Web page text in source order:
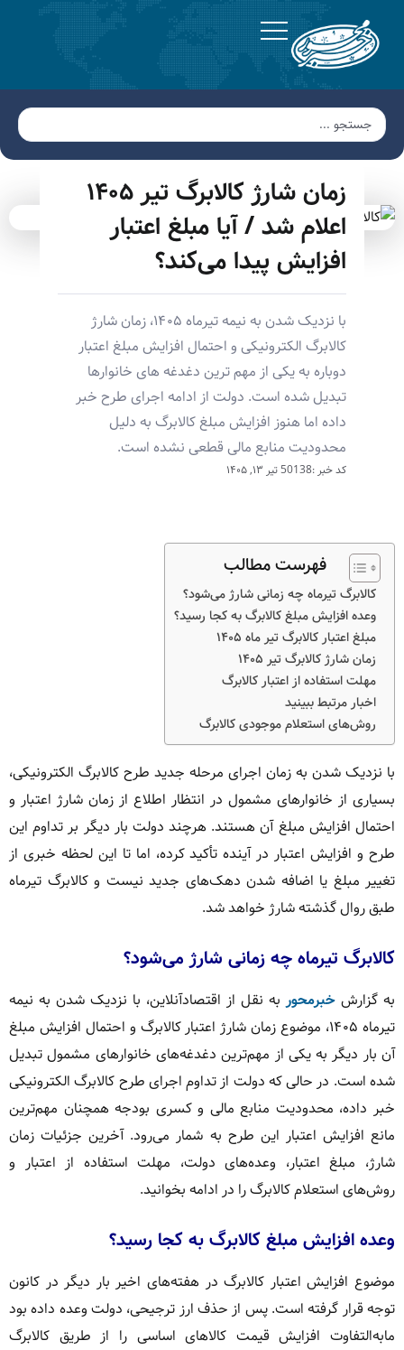
زمان شارژ کالابرگ تیر ۱۴۰۵
اعلام شد / آیا مبلغ اعتبار
افزایش پیدا می‌کند؟
با نزدیک شدن به نیمه تیرماه ۱۴۰۵، زمان شارژ
کالابرگ الکترونیکی و احتمال افزایش مبلغ اعتبار
دوباره به یکی از مهم ترین دغدغه های خانوارها
تبدیل شده است. دولت از ادامه اجرای طرح خبر
داده اما هنوز افزایش مبلغ کالابرگ به دلیل
محدودیت منابع مالی قطعی نشده است.
کد خبر :50138 تیر ۱۳, ۱۴۰۵
فهرست مطالب
کالابرگ تیرماه چه زمانی شارژ می‌شود؟
وعده افزایش مبلغ کالابرگ به کجا رسید؟
مبلغ اعتبار کالابرگ تیر ماه ۱۴۰۵
زمان شارژ کالابرگ تیر ۱۴۰۵
مهلت استفاده از اعتبار کالابرگ
اخبار مرتبط ببینید
روش‌های استعلام موجودی کالابرگ
با نزدیک شدن به زمان اجرای مرحله جدید طرح کالابرگ الکترونیکی،
بسیاری از خانوارهای مشمول در انتظار اطلاع از زمان شارژ اعتبار و
احتمال افزایش مبلغ آن هستند. هرچند دولت بار دیگر بر تداوم این
طرح و افزایش اعتبار در آینده تأکید کرده، اما تا این لحظه خبری از
تغییر مبلغ یا اضافه شدن دهک‌های جدید نیست و کالابرگ تیرماه
طبق روال گذشته شارژ خواهد شد.
کالابرگ تیرماه چه زمانی شارژ می‌شود؟
به گزارش خبرمحور به نقل از اقتصادآنلاین، با نزدیک شدن به نیمه
تیرماه ۱۴۰۵، موضوع زمان شارژ اعتبار کالابرگ و احتمال افزایش مبلغ
آن بار دیگر به یکی از مهم‌ترین دغدغه‌های خانوارهای مشمول تبدیل
شده است. در حالی که دولت از تداوم اجرای طرح کالابرگ الکترونیکی
خبر داده، محدودیت منابع مالی و کسری بودجه همچنان مهم‌ترین
مانع افزایش اعتبار این طرح به شمار می‌رود. آخرین جزئیات زمان
شارژ، مبلغ اعتبار، وعده‌های دولت، مهلت استفاده از اعتبار و
روش‌های استعلام کالابرگ را در ادامه بخوانید.
وعده افزایش مبلغ کالابرگ به کجا رسید؟
موضوع افزایش اعتبار کالابرگ در هفته‌های اخیر بار دیگر در کانون
توجه قرار گرفته است. پس از حذف ارز ترجیحی، دولت وعده داده بود
مابه‌التفاوت افزایش قیمت کالاهای اساسی را از طریق کالابرگ